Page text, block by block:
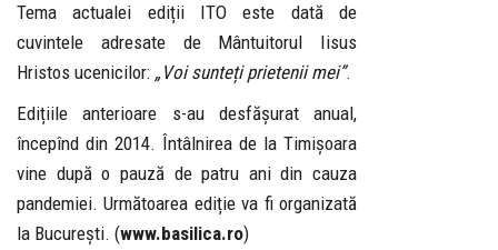
Tema actualei ediții ITO este dată de
cuvintele adresate de Mântuitorul Iisus
Hristos ucenicilor: „Voi sunteți prietenii mei”.
Edițiile anterioare s-au desfășurat anual,
începînd din 2014. Întâlnirea de la Timișoara
vine după o pauză de patru ani din cauza
pandemiei. Următoarea ediție va fi organizată
la București. (www.basilica.ro)